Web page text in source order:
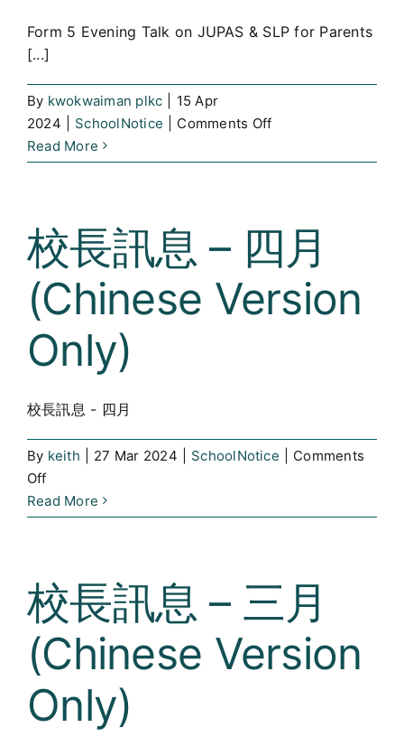
察
Form 5 Evening Talk on JUPAS & SLP for Parents
[...]
By kwokwaiman plkc
15 Apr
2024
SchoolNotice Comments Offon
5
on
JUPAS
SLP
Read More
校長訊息 – 四月
(Chinese Version
Only)
校長訊息 - 四月
By keith 27 Mar 2024 SchoolNotice
Comments
Offon
校
長
–
四
月
(Chinese
Only)
Read More
校長訊息 – 三月
(Chinese Version
Only)